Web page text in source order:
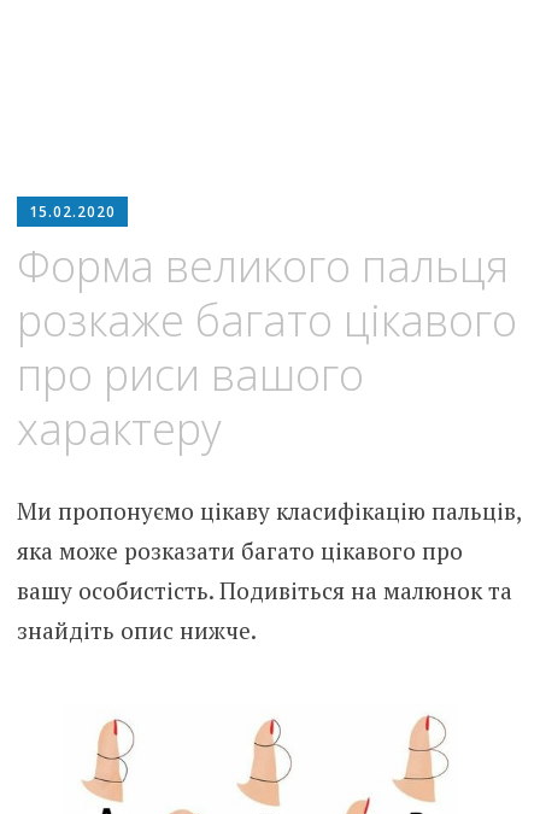
15.02.2020
Форма великого пальця
розкаже багато цікавого
про риси вашого
характеру
Ми пропонуємо цікаву класифікацію пальців,
яка може розказати багато цікавого про
вашу особистість. Подивіться на малюнок та
знайдіть опис нижче.